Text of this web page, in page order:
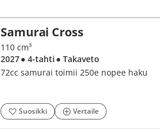
Samurai Cross
110 cm³
2027● 4-tahti ● Takaveto
72cc samurai toimii 250e nopee haku
Suosikki Vertaile